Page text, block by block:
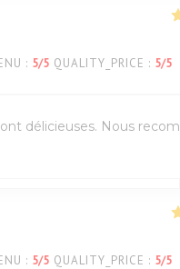
: 5/5 QUALITY_PRICE : 5/5
délicieuses. Nous
: 5/5 QUALITY_PRICE : 5/5